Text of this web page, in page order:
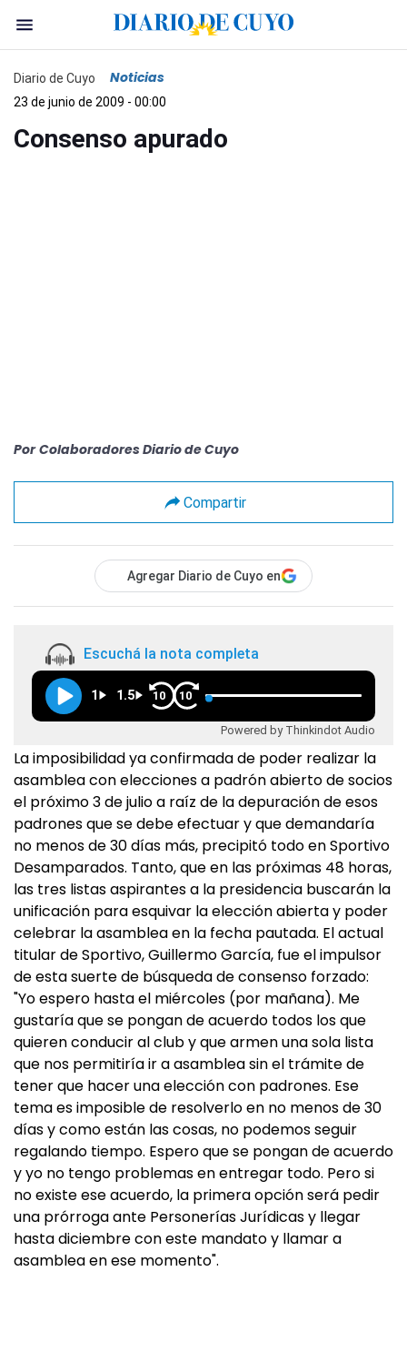
Diario de Cuyo Noticias
23 de junio de 2009 - 00:00
Consenso apurado
Por Colaboradores Diario de Cuyo
Compartir
Agregar Diario de Cuyo en
Escuchá la nota completa
1 1.5 10 10
Powered by Thinkindot Audio
La imposibilidad ya confirmada de poder realizar la
asamblea con elecciones a padrón abierto de socios
el próximo 3 de julio a raíz de la depuración de esos
padrones que se debe efectuar y que demandaría
no menos de 30 días más, precipitó todo en Sportivo
Desamparados. Tanto, que en las próximas 48 horas,
las tres listas aspirantes a la presidencia buscarán la
unificación para esquivar la elección abierta y poder
celebrar la asamblea en la fecha pautada. El actual
titular de Sportivo, Guillermo García, fue el impulsor
de esta suerte de búsqueda de consenso forzado:
"Yo espero hasta el miércoles (por mañana). Me
gustaría que se pongan de acuerdo todos los que
quieren conducir al club y que armen una sola lista
que nos permitiría ir a asamblea sin el trámite de
tener que hacer una elección con padrones. Ese
tema es imposible de resolverlo en no menos de 30
días y como están las cosas, no podemos seguir
regalando tiempo. Espero que se pongan de acuerdo
y yo no tengo problemas en entregar todo. Pero si
no existe ese acuerdo, la primera opción será pedir
una prórroga ante Personerías Jurídicas y llegar
hasta diciembre con este mandato y llamar a
asamblea en ese momento".